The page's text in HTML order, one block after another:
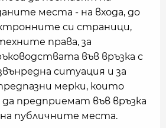
места - на входа, до
си страници,
права, за
във връзка с
ситуация и за
мерки, които
предприемат във връзка
публичните места.